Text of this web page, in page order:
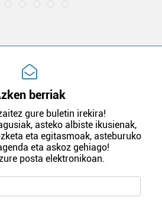
berriak
gure buletin irekira!
asteko albiste ikusienak,
eta egitasmoak, asteburuko
eta askoz gehiago!
posta elektronikoan.